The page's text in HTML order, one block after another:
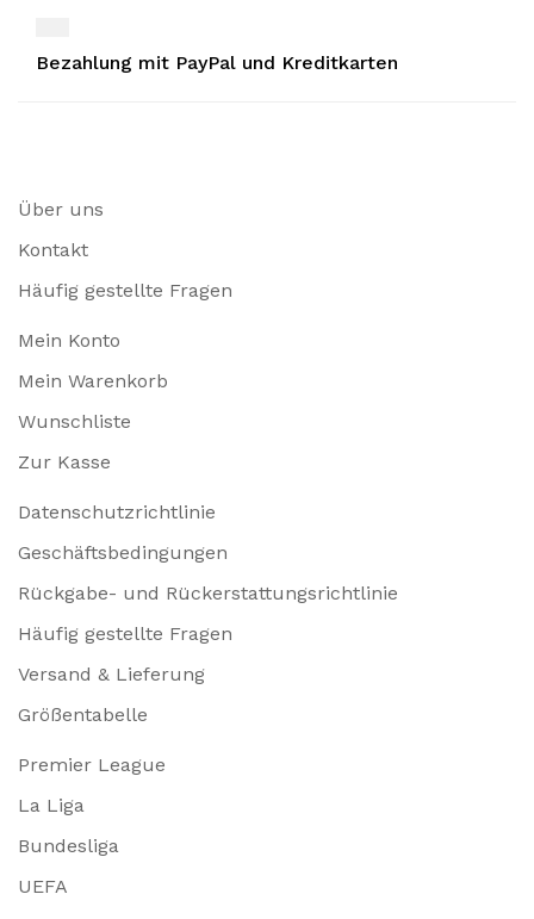
Bezahlung mit PayPal und Kreditkarten
Über uns
Kontakt
Häufig gestellte Fragen
Mein Konto
Mein Warenkorb
Wunschliste
Zur Kasse
Datenschutzrichtlinie
Geschäftsbedingungen
Rückgabe- und Rückerstattungsrichtlinie
Häufig gestellte Fragen
Versand & Lieferung
Größentabelle
Premier League
La Liga
Bundesliga
UEFA